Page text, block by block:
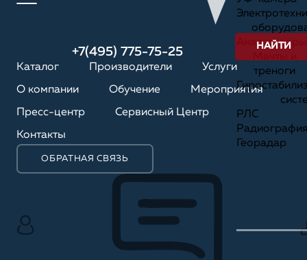
+7(495) 775-75-25
Каталог Производители Услуги
О компании Обучение Мероприятия
Пресс-центр Сервисный Центр
Контакты
ОБРАТНАЯ СВЯЗЬ
Анализаторы
треноги
РЛС
Георадар
НАЙТИ